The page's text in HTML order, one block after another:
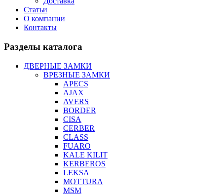
Статьи
О компании
Контакты
Разделы каталога
ДВЕРНЫЕ ЗАМКИ
ВРЕЗНЫЕ ЗАМКИ
APECS
AJAX
AVERS
BORDER
CISA
CERBER
CLASS
FUARO
KALE KILIT
KERBEROS
LEKSA
MOTTURA
MSM